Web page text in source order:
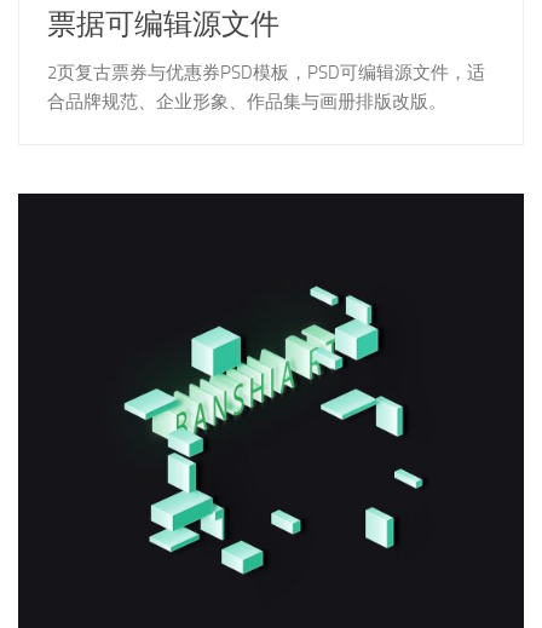
票据可编辑源文件
2页复古票券与优惠券PSD模板，PSD可编辑源文件，适
合品牌规范、企业形象、作品集与画册排版改版。